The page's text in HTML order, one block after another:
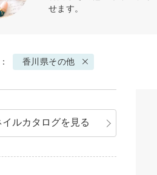
せます。
香川県その他
イルカタログを見る